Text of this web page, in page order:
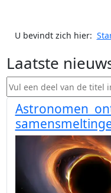
U bevindt zich hier:
Laatste
Vul een deel van de titel in
Astronomen